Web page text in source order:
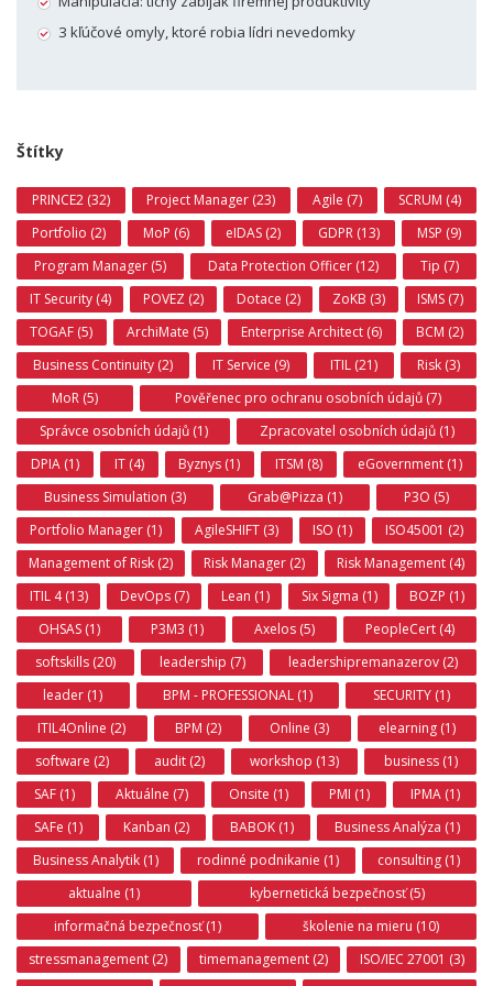
3 kľúčové omyly, ktoré robia lídri nevedomky
Štítky
PRINCE2 (32) Project Manager (23) Agile (7)
SCRUM (4)
Portfolio (2)
MoP (6) eIDAS (2) GDPR (13)
MSP (9)
Program Manager (5)
Data Protection Officer (12)
Tip (7)
IT Security (4)
POVEZ (2) Dotace (2) ZoKB (3)
ISMS (7)
TOGAF (5)
ArchiMate (5) Enterprise Architect (6)
BCM (2)
Business Continuity (2)
IT Service (9) ITIL (21)
Risk (3)
MoR (5)
Pověřenec pro ochranu osobních údajů (7)
Správce osobních údajů (1)
Zpracovatel osobních údajů (1)
DPIA (1)
IT (4) Byznys (1) ITSM (8)
eGovernment (1)
Business Simulation (3)
Grab@Pizza (1)
P3O (5)
Portfolio Manager (1)
AgileSHIFT (3) ISO (1)
ISO45001 (2)
Management of Risk (2)
Risk Manager (2)
Risk Management (4)
ITIL 4 (13)
DevOps (7) Lean (1) Six Sigma (1)
BOZP (1)
OHSAS (1)
P3M3 (1) Axelos (5)
PeopleCert (4)
softskills (20)
leadership (7)
leadershipremanazerov (2)
leader (1)
BPM - PROFESSIONAL (1)
SECURITY (1)
ITIL4Online (2)
BPM (2) Online (3)
elearning (1)
software (2)
audit (2) workshop (13)
business (1)
SAF (1)
Aktuálne (7) Onsite (1) PMI (1)
IPMA (1)
SAFe (1)
Kanban (2) BABOK (1)
Business Analýza (1)
Business Analytik (1)
rodinné podnikanie (1)
consulting (1)
aktualne (1)
kybernetická bezpečnosť (5)
informačná bezpečnosť (1)
školenie na mieru (10)
stressmanagement (2)
timemanagement (2)
ISO/IEC 27001 (3)